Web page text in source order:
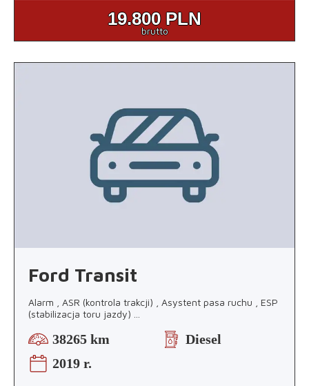
19.800 PLN
brutto
Ford Transit
Alarm , ASR (kontrola trakcji) , Asystent pasa ruchu , ESP
(stabilizacja toru jazdy)
38265 km
Diesel
2019 r.